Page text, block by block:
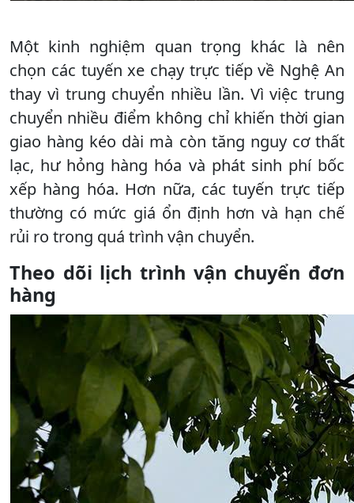
Một kinh nghiệm quan trọng khác là nên
chọn các tuyến xe chạy trực tiếp về Nghệ An
thay vì trung chuyển nhiều lần. Vì việc trung
chuyển nhiều điểm không chỉ khiến thời gian
giao hàng kéo dài mà còn tăng nguy cơ thất
lạc, hư hỏng hàng hóa và phát sinh phí bốc
xếp hàng hóa. Hơn nữa, các tuyến trực tiếp
thường có mức giá ổn định hơn và hạn chế
rủi ro trong quá trình vận chuyển.
Theo dõi lịch trình vận chuyển đơn
hàng